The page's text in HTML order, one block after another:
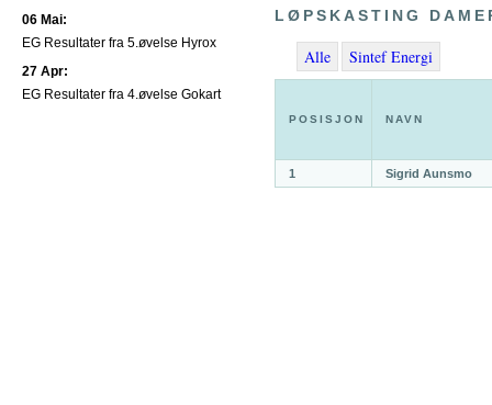
06 Mai:
EG Resultater fra 5.øvelse Hyrox
27 Apr:
EG Resultater fra 4.øvelse Gokart
LØPSKASTING
Alle Sintef Energi
POSISJON NAVN
1 Sigrid Aunsmo